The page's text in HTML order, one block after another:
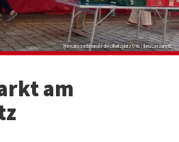
Mercato settimanale di Kollwitzplatz © tic / Ilaria Lazzaretti
am